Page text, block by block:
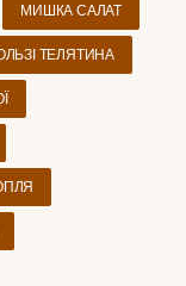
МИШКА САЛАТ
ТЕЛЯТИНА